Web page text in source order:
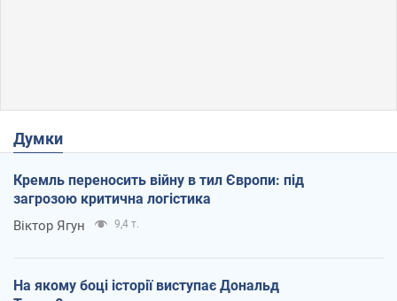
Думки
Кремль переносить війну в тил Європи: під
загрозою критична логістика
Віктор Ягун 9,4 т.
На якому боці історії виступає Дональд